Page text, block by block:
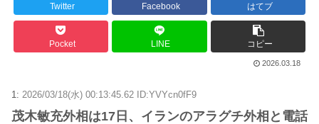
Twitter Facebook はてブ
Pocket LINE コピー
2026.03.18
1: 2026/03/18(水) 00:13:45.62 ID:YVYcn0fF9
茂木敏充外相は17日、イランのアラグチ外相と電話